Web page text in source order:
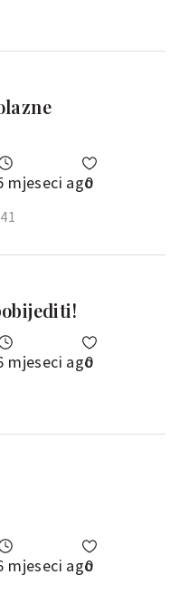
mjeseci ago
0
mjeseci ago
0
mjeseci ago
0